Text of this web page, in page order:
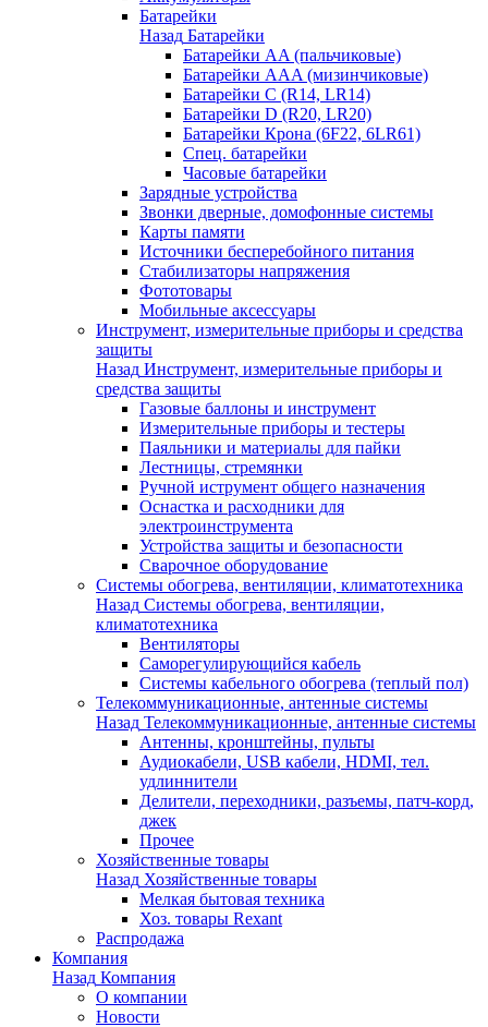
Батарейки
Назад Батарейки
Батарейки AA (пальчиковые)
Батарейки AAA (мизинчиковые)
Батарейки C (R14, LR14)
Батарейки D (R20, LR20)
Батарейки Крона (6F22, 6LR61)
Спец. батарейки
Часовые батарейки
Зарядные устройства
Звонки дверные, домофонные системы
Карты памяти
Источники бесперебойного питания
Стабилизаторы напряжения
Фототовары
Мобильные аксессуары
Инструмент, измерительные приборы и средства
защиты
Назад Инструмент, измерительные приборы и
средства защиты
Газовые баллоны и инструмент
Измерительные приборы и тестеры
Паяльники и материалы для пайки
Лестницы, стремянки
Ручной иструмент общего назначения
Оснастка и расходники для
электроинструмента
Устройства защиты и безопасности
Сварочное оборудование
Системы обогрева, вентиляции, климатотехника
Назад Системы обогрева, вентиляции,
климатотехника
Вентиляторы
Саморегулирующийся кабель
Системы кабельного обогрева (теплый пол)
Телекоммуникационные, антенные системы
Назад Телекоммуникационные, антенные системы
Антенны, кронштейны, пульты
Аудиокабели, USB кабели, HDMI, тел.
удлиннители
Делители, переходники, разъемы, патч-корд,
джек
Прочее
Хозяйственные товары
Назад Хозяйственные товары
Мелкая бытовая техника
Хоз. товары Rexant
Распродажа
Компания
Назад Компания
О компании
Новости